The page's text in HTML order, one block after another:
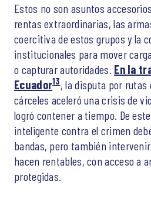
Estos no son asuntos
rentas extraordinarias, las
coercitiva de estos grupos y la
institucionales para mover
o capturar autoridades. En la
Ecuador13, la disputa por rutas
cárceles aceleró una crisis de
logró contener a tiempo. De
inteligente contra el crimen
bandas, pero también
hacen rentables, con acceso a
protegidas.